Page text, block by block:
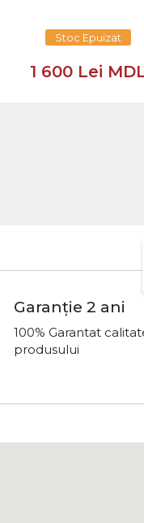
Stoc Epuizat
1 600 Lei
Garanție 2 ani
100% Garantat
produsului